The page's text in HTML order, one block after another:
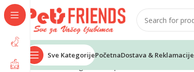
Sve KategorijePočetnaDostava & Reklamacije
Home Psi Igračke za pse